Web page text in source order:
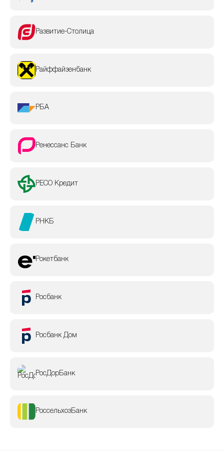
Развитие-Столица
Райффайзенбанк
РБА
Ренессанс Банк
РЕСО Кредит
РНКБ
Рокетбанк
Росбанк
Росбанк Дом
РосДорБанк
РоссельхозБанк